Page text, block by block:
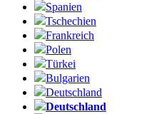
Spanien
Tschechien
Frankreich
Polen
Türkei
Bulgarien
Deutschland
Deutschland